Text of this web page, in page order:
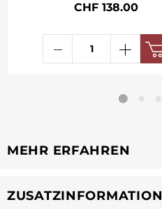
CHF 138.00
MEHR ERFAHREN
ZUSATZINFORMATION